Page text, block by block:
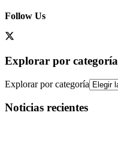
Follow Us
Explorar por categoría
Explorar por categoría
Noticias recientes